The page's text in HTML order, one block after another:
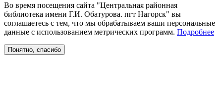
Во время посещения сайта "Центральная районная
библиотека имени Г.И. Обатурова. пгт Нагорск" вы
соглашаетесь с тем, что мы обрабатываем ваши персональные
данные с использованием метрических программ. Подробнее
Понятно, спасибо